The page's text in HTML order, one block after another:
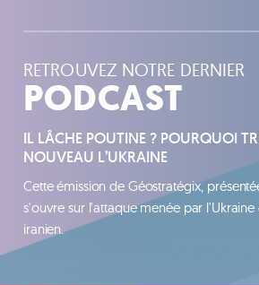
RETROUVEZ NOTRE DERNIER
PODCAST
IL LÂCHE POUTINE ? POURQUOI
NOUVEAU L’UKRAINE
Cette émission de Géostratégix,
s'ouvre sur l'attaque menée par
iranien.